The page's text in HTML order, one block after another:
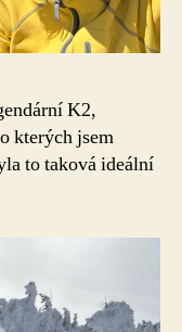
K2,
kterých jsem
to taková ideální